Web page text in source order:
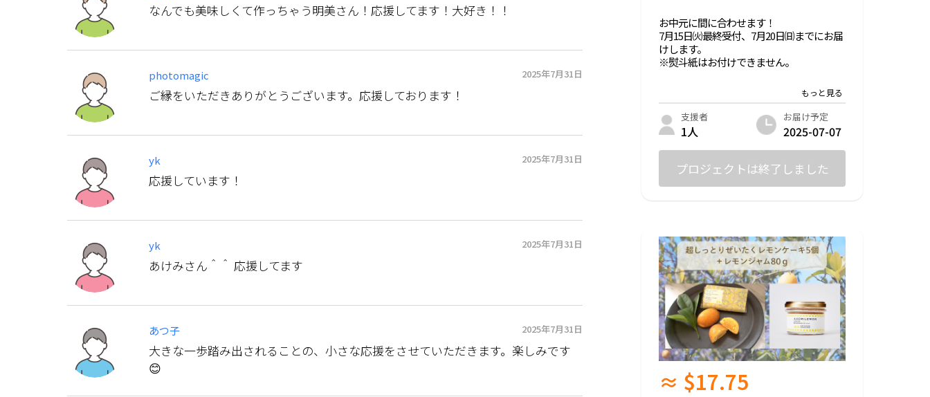
なんでも美味しくて作っちゃう明美さん！応援してます！大好き！！
photomagic 2025年7月31日
ご縁をいただきありがとうございます。応援しております！
yk 2025年7月31日
応援しています！
yk 2025年7月31日
あけみさん＾＾ 応援してます
あつ子 2025年7月31日
大きな一歩踏み出されることの、小さな応援をさせていただきます。楽しみです
😊
お中元に間に合わせます！
7月15日㈫最終受付、7月20日㈰までにお届
けします。
※熨斗紙はお付けできません。
・超しっとりぜいたくレモンケーキ（6個
入り） 2箱
名称：超しっとり！ぜいたくレモンケーキ
6個入り
大麦麦芽）、レモン外皮、塩/ベーキング
パウダー、（一部に乳成分、鶏卵、小麦を
含む）
内容量：6個×2箱
賞味期限：製造日より1か月
保存方法：直射日光及び高温多湿を避け常
温で保存
支援者
1人
お届け予定
2025-07-07
プロジェクトは終了しました
≈ $17.75